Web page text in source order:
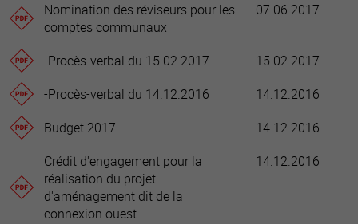
Nomination des réviseurs pour les
comptes communaux
07.06.2017
-Procès-verbal du 15.02.2017
15.02.2017
-Procès-verbal du 14.12.2016
14.12.2016
Budget 2017
14.12.2016
Crédit d'engagement pour la
réalisation du projet
d'aménagement dit de la
connexion ouest
14.12.2016